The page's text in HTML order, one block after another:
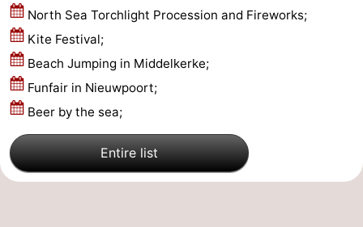
Coq
Bredene
-
Ostende
-
Middelkerke
-
Westende
Oostduinkerke
-
North Sea Torchlight Procession and Fireworks;
Kite Festival;
Beach Jumping in Middelkerke;
Funfair in Nieuwpoort;
Beer by the sea;
Entire list